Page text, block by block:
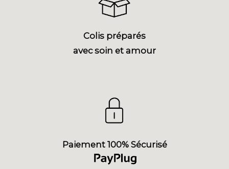
Colis préparés
avec soin et amour
Paiement 100% Sécurisé